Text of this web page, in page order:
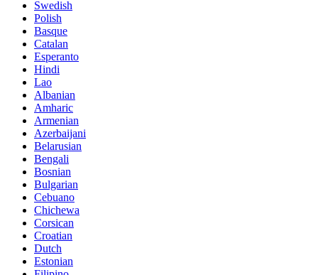
Swedish
Polish
Basque
Catalan
Esperanto
Hindi
Lao
Albanian
Amharic
Armenian
Azerbaijani
Belarusian
Bengali
Bosnian
Bulgarian
Cebuano
Chichewa
Corsican
Croatian
Dutch
Estonian